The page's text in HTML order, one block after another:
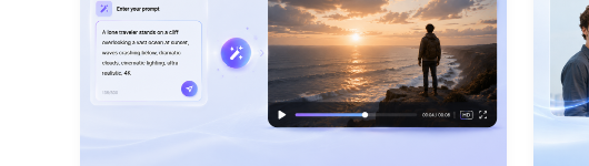
एआई भिडियो जेनरेटर असीमित
भिडियो पृष्ठभूमी हटाउने
भिडियो वाटरमार्क हटाउने असीमित
फोटो सुधारक (Enhancer)